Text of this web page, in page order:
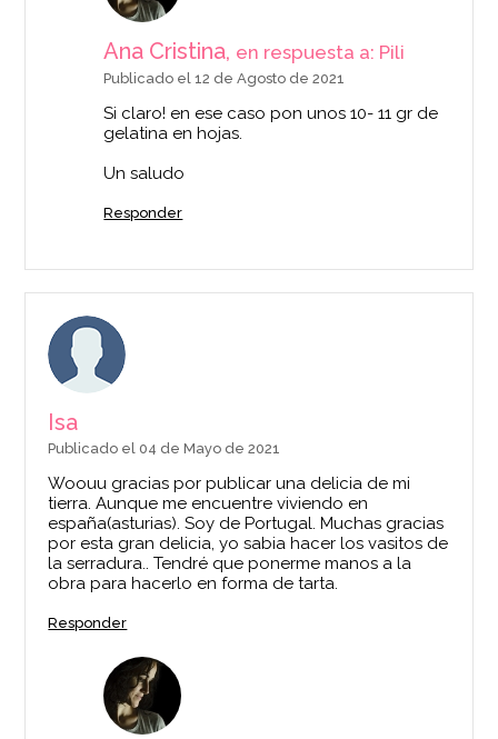
Ana Cristina, en respuesta a: Pili
Publicado el 12 de Agosto de 2021
Si claro! en ese caso pon unos 10- 11 gr de
gelatina en hojas.
Un saludo
Responder
Isa
Publicado el 04 de Mayo de 2021
Woouu gracias por publicar una delicia de mi
tierra. Aunque me encuentre viviendo en
españa(asturias). Soy de Portugal. Muchas gracias
por esta gran delicia, yo sabia hacer los vasitos de
la serradura.. Tendré que ponerme manos a la
obra para hacerlo en forma de tarta.
Responder